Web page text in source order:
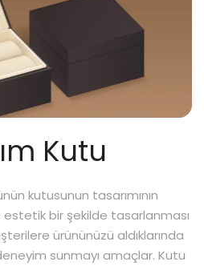
Kutu
kutusunun tasarımının
bir şekilde tasarlanması
ürününüzü aldıklarında
sunmayı amaçlar. Kutu